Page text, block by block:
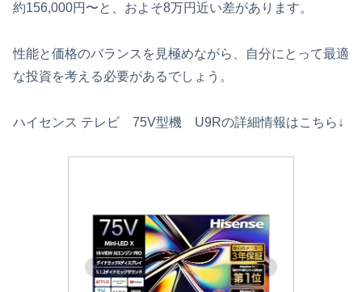
約156,000円〜と、およそ8万円近い差があります。
性能と価格のバランスを見極めながら、自分にとって最適
な投資を考える必要があるでしょう。
ハイセンス テレビ 75V型機 U9Rの詳細情報はこちら↓